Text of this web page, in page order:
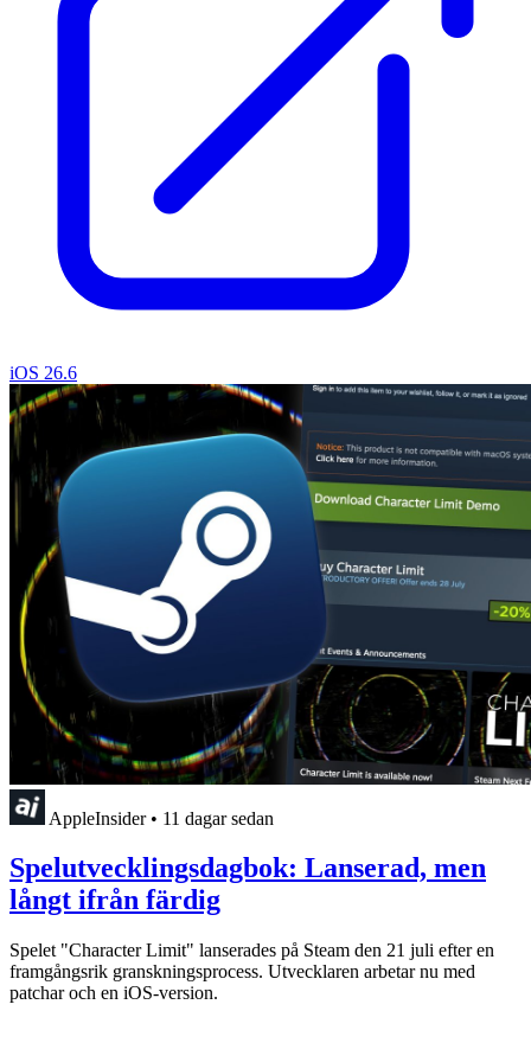
iOS 26.6
AppleInsider • 11 dagar sedan
Spelutvecklingsdagbok: Lanserad, men
långt ifrån färdig
Spelet "Character Limit" lanserades på Steam den 21 juli efter en
framgångsrik granskningsprocess. Utvecklaren arbetar nu med
patchar och en iOS-version.